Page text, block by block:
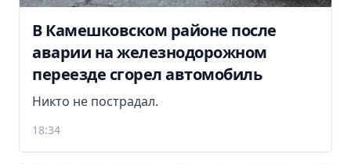
В Камешковском районе после
аварии на железнодорожном
переезде сгорел автомобиль
Никто не пострадал.
18:34